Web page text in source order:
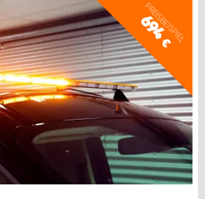
PREISBEISPIEL
694
€